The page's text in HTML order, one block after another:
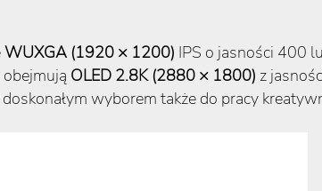
WUXGA (1920 × 1200) IPS o jasności 400
OLED 2.8K (2880 × 1800) z
wyborem także do pracy